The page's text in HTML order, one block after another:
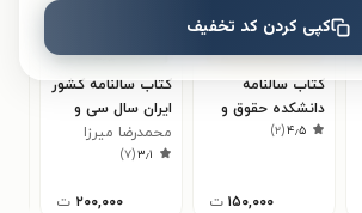
کتاب سالنامه
دانشکده حقوق و
علوم سیاسی و
۴٫۵(۲)
۱۵۰,۰۰۰ ت
کتاب سالنامه کشور
ایران سال سی و
یکم ۲۵۳۵
محمد‌رضا میرزا
زمانی
۳٫۱(۷)
۲۰۰,۰۰۰ ت
کپی کردن کد تخفیف